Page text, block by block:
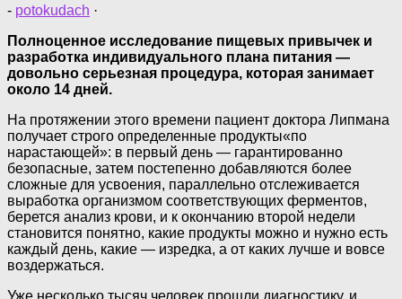
- potokudach ·
Полноценное исследование пищевых привычек и
разработка индивидуального плана питания —
довольно серьезная процедура, которая занимает
около 14 дней.
На протяжении этого времени пациент доктора Липмана
получает строго определенные продукты«по
нарастающей»: в первый день — гарантированно
безопасные, затем постепенно добавляются более
сложные для усвоения, параллельно отслеживается
выработка организмом соответствующих ферментов,
берется анализ крови, и к окончанию второй недели
становится понятно, какие продукты можно и нужно есть
каждый день, какие — изредка, а от каких лучше и вовсе
воздержаться.
Уже несколько тысяч человек прошли диагностику, и